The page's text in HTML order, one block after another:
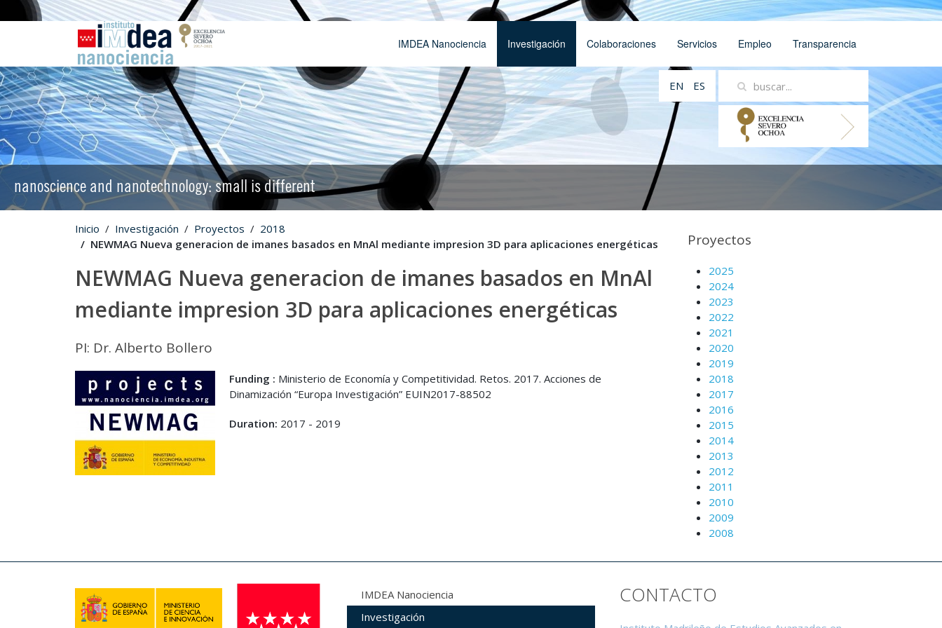
IMDEA Nanociencia Investigación Colaboraciones Servicios Empleo Transparencia
EN ES
nanoscience and nanotechnology: small is different
Inicio Investigación Proyectos
2018
NEWMAG Nueva generacion de imanes basados en MnAl mediante impresion 3D para aplicaciones energéticas
NEWMAG Nueva generacion de imanes basados en MnAl
mediante impresion 3D para aplicaciones energéticas
PI: Dr. Alberto Bollero
Funding : Ministerio de Economía y Competitividad. Retos. 2017. Acciones de
Dinamización “Europa Investigación” EUIN2017-88502
Duration: 2017 - 2019
Proyectos
2025
2024
2023
2022
2021
2020
2019
2018
2017
2016
2015
2014
2013
2012
2011
2010
2009
2008
IMDEA Nanociencia
Investigación
CONTACTO